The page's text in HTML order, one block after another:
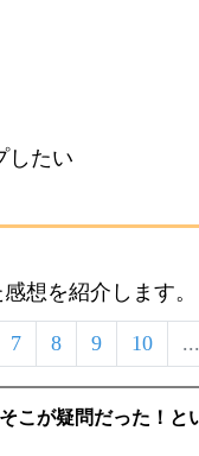
したい
想を紹介します。
7 8 9 10 ...
そこが疑問だった！